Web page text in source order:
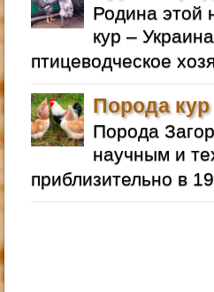
Родина этой
кур –
птицеводческое
Порода кур
Порода
научным и
приблизительно в